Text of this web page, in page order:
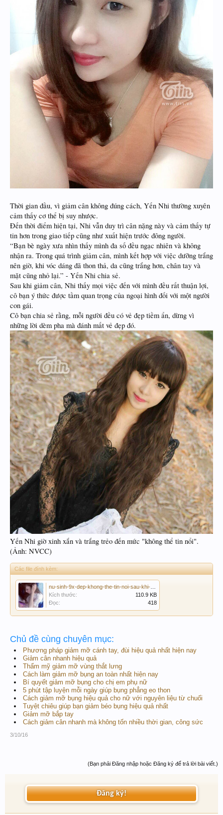
Thời gian đầu, vì giảm cân không đúng cách, Yến Nhi thường xuyên
cảm thấy cơ thể bị suy nhược.
Đến thời điểm hiện tại, Nhi vẫn duy trì cân nặng này và cảm thấy tự
tin hơn trong giao tiếp cũng như xuất hiện trước đông người.
“Bạn bè ngày xưa nhìn thấy mình đa số đều ngạc nhiên và không
nhận ra. Trong quá trình giảm cân, mình kết hợp với việc dưỡng trắng
nên giờ, khi vóc dáng đã thon thả, da cũng trắng hơn, chân tay và
mặt cũng nhỏ lại.” - Yến Nhi chia sẻ.
Sau khi giảm cân, Nhi thấy mọi việc đến với mình đều rất thuận lợi,
cô bạn ý thức được tầm quan trọng của ngoại hình đối với một người
con gái.
Cô bạn chia sẻ rằng, mỗi người đều có vẻ đẹp tiềm ẩn, dừng vì
những lời dèm pha mà đánh mất vẻ đẹp đó.
Yến Nhi giờ xinh xắn và trắng trẻo đến mức "không thể tin nổi".
(Ảnh: NVCC)
Các file đính kèm:
Kích thước:
110.9 KB
Đọc:
418
Chủ đề cùng chuyên mục:
Phương pháp giảm mỡ cánh tay, đùi hiệu quả nhất hiện nay
Giảm cân nhanh hiệu quả
Thẩm mỹ giảm mỡ vùng thắt lưng
Cách làm giảm mỡ bụng an toàn nhất hiện nay
Bí quyết giảm mỡ bụng cho chị em phụ nữ
5 phút tập luyện mỗi ngày giúp bụng phẳng eo thon
Cách giảm mỡ bụng hiệu quả cho nữ với nguyên liệu từ chuối
Tuyệt chiêu giúp bạn giảm béo bụng hiệu quả nhất
Giảm mỡ bắp tay
Cách giảm cân nhanh mà không tốn nhiều thời gian, công sức
3/10/16
(Bạn phải Đăng nhập hoặc Đăng ký để trả lời bài viết.)
Đăng ký!